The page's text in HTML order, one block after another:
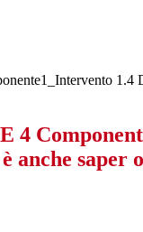
1.4
4
anche saper